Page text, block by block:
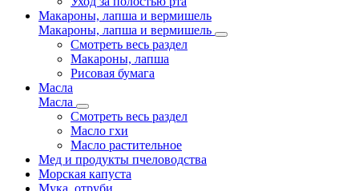
Макароны, лапша и вермишель
Макароны, лапша и вермишель
Смотреть весь раздел
Макароны, лапша
Рисовая бумага
Масла
Масла
Смотреть весь раздел
Масло гхи
Масло растительное
Мед и продукты пчеловодства
Морская капуста
Мука, отруби